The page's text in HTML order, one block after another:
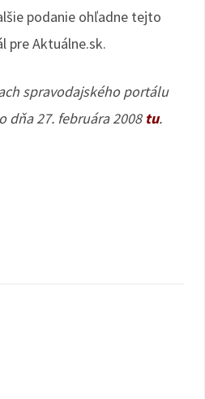
podanie ohľadne tejto
pre Aktuálne.sk.
spravodajského portálu
dňa 27. februára 2008 tu.